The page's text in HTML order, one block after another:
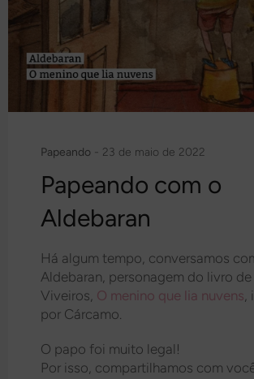
Papeando - 23 de maio de 2022
Papeando com o
Aldebaran
Há algum tempo, conversamos
Aldebaran, personagem do livro
Viveiros, O menino que lia nuvens
por Cárcamo.
O papo foi muito legal!
Por isso, compartilhamos com